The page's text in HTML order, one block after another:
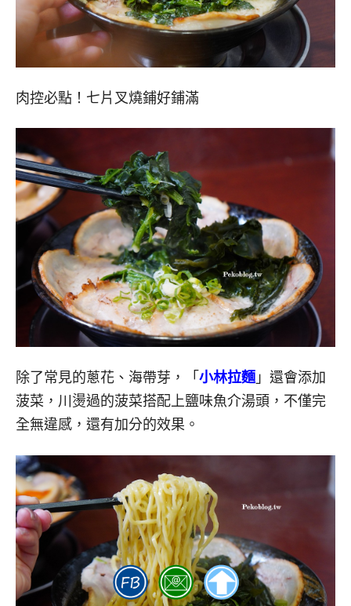
肉控必點！七片叉燒鋪好鋪滿
除了常見的蔥花、海帶芽，「 小林拉麵」還會添加
菠菜，川燙過的菠菜搭配上鹽味魚介湯頭，不僅完
全無違感，還有加分的效果。